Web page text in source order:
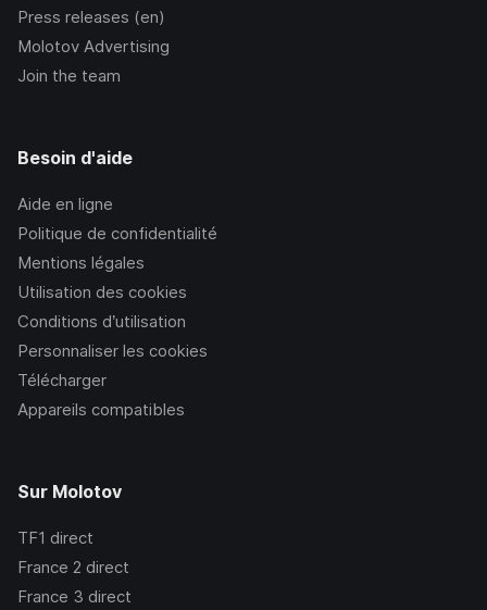
Press releases (en)
Molotov Advertising
Join the team
Besoin d'aide
Aide en ligne
Politique de confidentialité
Mentions légales
Utilisation des cookies
Conditions d’utilisation
Personnaliser les cookies
Télécharger
Appareils compatibles
Sur Molotov
TF1 direct
France 2 direct
France 3 direct